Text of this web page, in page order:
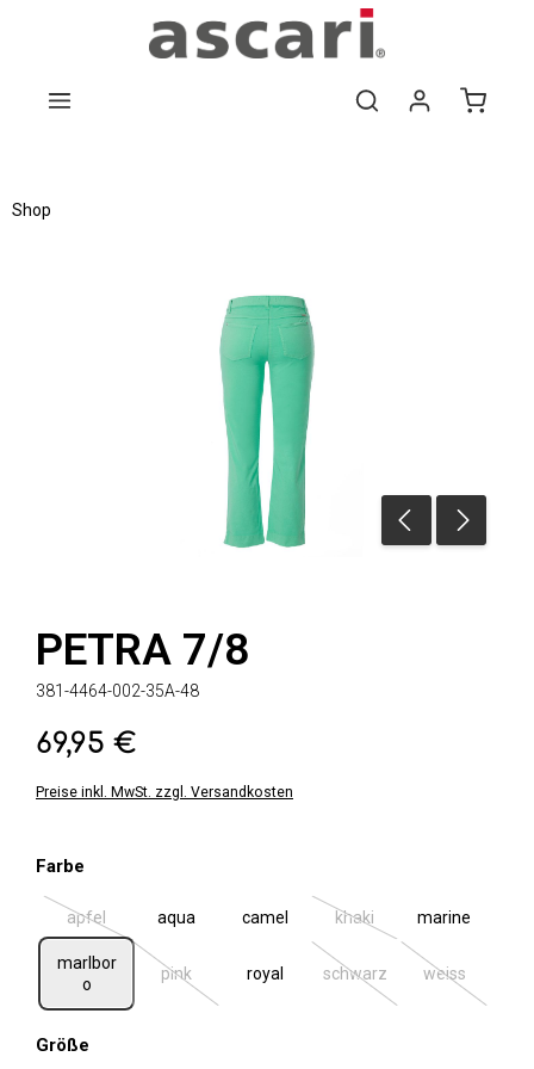
Zum Hauptinhalt springen
Shop
PETRA 7/8
381-4464-002-35A-48
Regulärer Preis:
69,95 €
Preise inkl. MwSt. zzgl. Versandkosten
Farbe
apfel(Diese Option ist zurzeit nicht verfügbar.)
aqua camel khaki(Diese Option ist zurzeit
marine
marlbor
o
pink(Diese Option ist zurzeit nicht verfügbar.)
royal schwarz(Diese Option ist zurzeit
weiss(Diese
Größe